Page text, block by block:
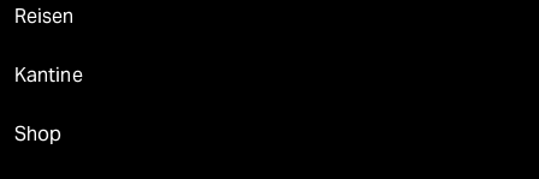
Reisen
Kantine
Shop